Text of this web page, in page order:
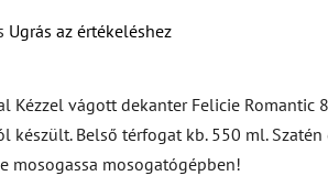
Ugrás az értékeléshez
Kézzel vágott dekanter Felicie Romantic
készült. Belső térfogat kb. 550 ml. Szatén
mosogassa mosogatógépben!